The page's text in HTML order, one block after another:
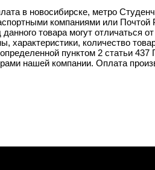
в новосибирске, метро
компаниями или Почтой
товара могут отличаться
характеристики, количество
пунктом 2 статьи
нашей компании. Оплата